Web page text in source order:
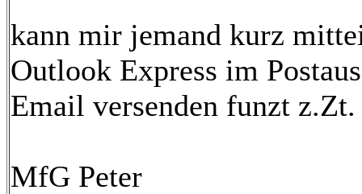
kann mir jemand kurz
Outlook Express im
Email versenden funzt
MfG Peter